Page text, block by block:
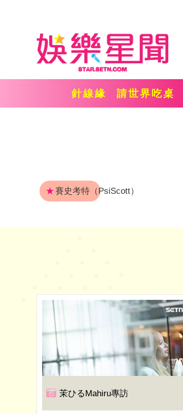
針線緣 請世界吃桌
★賽史考特（PsiScott）
茉ひるMahiru專訪